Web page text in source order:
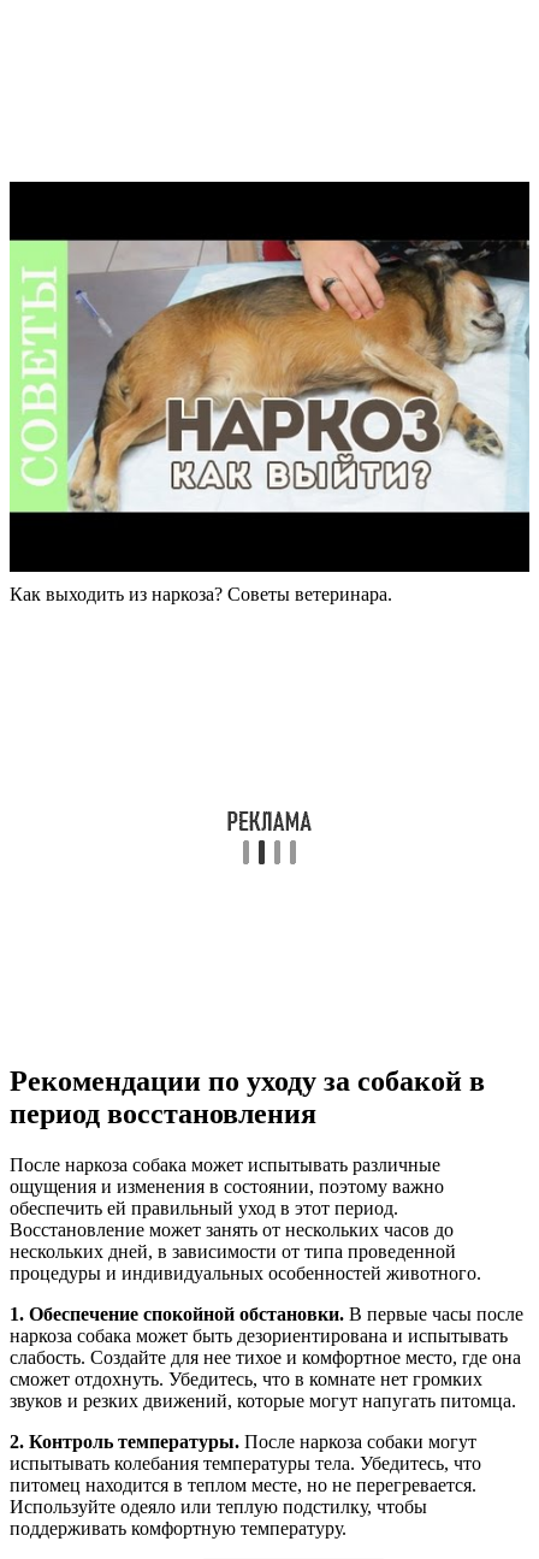
Как выходить из наркоза? Советы ветеринара.
Рекомендации по уходу за собакой в
период восстановления
После наркоза собака может испытывать различные
ощущения и изменения в состоянии, поэтому важно
обеспечить ей правильный уход в этот период.
Восстановление может занять от нескольких часов до
нескольких дней, в зависимости от типа проведенной
процедуры и индивидуальных особенностей животного.
1. Обеспечение спокойной обстановки. В первые часы после
наркоза собака может быть дезориентирована и испытывать
слабость. Создайте для нее тихое и комфортное место, где она
сможет отдохнуть. Убедитесь, что в комнате нет громких
звуков и резких движений, которые могут напугать питомца.
2. Контроль температуры. После наркоза собаки могут
испытывать колебания температуры тела. Убедитесь, что
питомец находится в теплом месте, но не перегревается.
Используйте одеяло или теплую подстилку, чтобы
поддерживать комфортную температуру.